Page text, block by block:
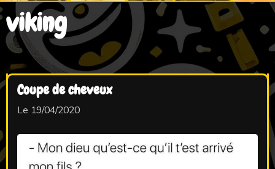
viking
Coupe de cheveux
Le 19/04/2020